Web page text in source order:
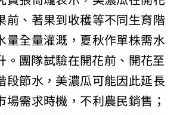
、著果到收穫等不同生育階
全量灌溉，夏秋作單株需水
團隊試驗在開花前、開花至
節水，美濃瓜可能因此延長
需求時機，不利農民銷售；